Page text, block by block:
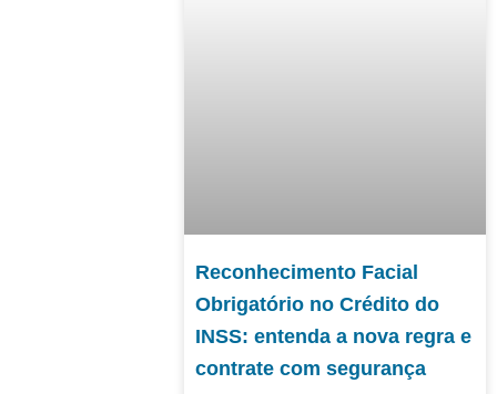
Reconhecimento Facial
Obrigatório no Crédito do
INSS: entenda a nova regra e
contrate com segurança